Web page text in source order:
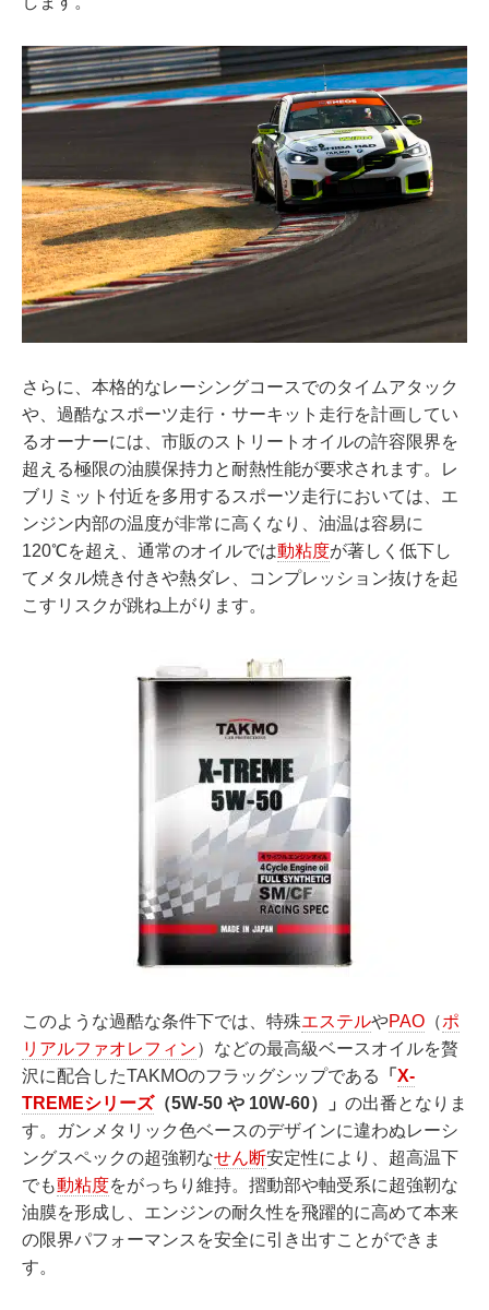
さらに、本格的なレーシングコースでのタイムアタック
や、過酷なスポーツ走行・サーキット走行を計画してい
るオーナーには、市販のストリートオイルの許容限界を
超える極限の油膜保持力と耐熱性能が要求されます。レ
ブリミット付近を多用するスポーツ走行においては、エ
ンジン内部の温度が非常に高くなり、油温は容易に
120℃を超え、通常のオイルでは動粘度が著しく低下し
てメタル焼き付きや熱ダレ、コンプレッション抜けを起
こすリスクが跳ね上がります。
このような過酷な条件下では、特殊エステルやPAO （ポ
リアルファオレフィン）などの最高級ベースオイルを贅
沢に配合したTAKMOのフラッグシップである
「 X-
TREMEシリーズ（5W-50 や 10W-60）」 の出番となりま
す。ガンメタリック色ベースのデザインに違わぬレーシ
ングスペックの超強靭なせん断安定性により、超高温下
でも動粘度をがっちり維持。摺動部や軸受系に超強靭な
油膜を形成し、エンジンの耐久性を飛躍的に高めて本来
の限界パフォーマンスを安全に引き出すことができま
す。